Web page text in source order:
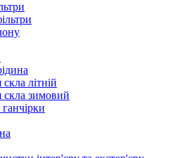
літній
зимовий